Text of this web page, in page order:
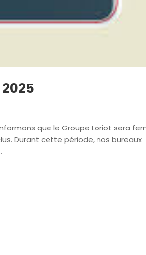
que le Groupe Loriot sera
Durant cette période, nos bureaux